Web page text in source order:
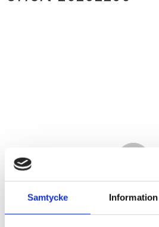
Samtycke Information